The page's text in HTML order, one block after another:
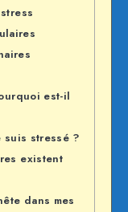
est-il
suis stressé ?
existent
dans mes